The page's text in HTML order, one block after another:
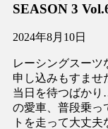
SEASON 3
2024年8月10日
レーシングスーツ
申し込みもすませ
当日を待つばか
の愛車、普段乗っ
トを走って大丈